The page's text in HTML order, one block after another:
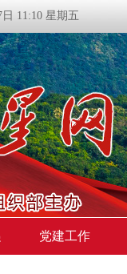
日 11:10 星期五
党建工作